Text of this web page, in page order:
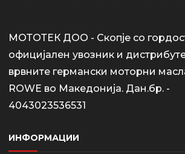
МОТОТЕК ДОО - Скопје со
официјален увозник и
врвните германски моторни
ROWE во Македонија. Дан.бр. -
4043023536531
ИНФОРМАЦИИ